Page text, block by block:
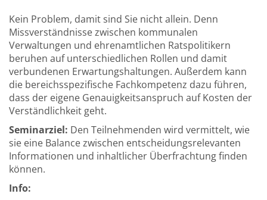
Kein Problem, damit sind Sie nicht allein. Denn
Missverständnisse zwischen kommunalen
Verwaltungen und ehrenamtlichen Ratspolitikern
beruhen auf unterschiedlichen Rollen und damit
verbundenen Erwartungshaltungen. Außerdem kann
die bereichsspezifische Fachkompetenz dazu führen,
dass der eigene Genauigkeitsanspruch auf Kosten der
Verständlichkeit geht.
Seminarziel: Den Teilnehmenden wird vermittelt, wie
sie eine Balance zwischen entscheidungsrelevanten
Informationen und inhaltlicher Überfrachtung finden
können.
Info: